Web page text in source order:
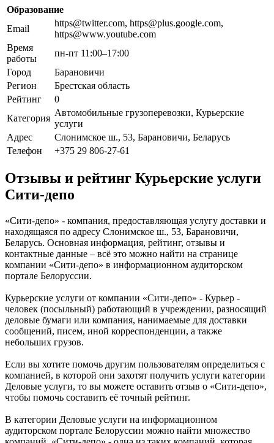
Образование
Email
https@twitter.com, https@plus.google.com,
https@www.youtube.com
Время
работы
пн-пт 11:00–17:00
Город
Барановичи
Регион
Брестская область
Рейтинг
0
Категория
Автомобильные грузоперевозки, Курьерские
услуги
Адрес
Слонимское ш., 53, Барановичи, Беларусь
Телефон
+375 29 806-27-61
Отзывы и рейтинг Курьерские услуги
Сити-депо
«Сити-депо» - компания, предоставляющая услугу доставки и
находящаяся по адресу Слонимское ш., 53, Барановичи,
Беларусь. Основная информация, рейтинг, отзывы и
контактные данные – всё это можно найти на странице
компании «Сити-депо» в информационном аудиторском
портале Белоруссии.
Курьерские услуги от компании «Сити-депо» - Курьер -
человек (посыльный) работающий в учреждении, разносящий
деловые бумаги или компания, нанимаемые для доставки
сообщений, писем, иной корреспонденции, а также
небольших грузов.
Если вы хотите помочь другим пользователям определиться с
компанией, в которой они захотят получить услуги категории
Деловые услуги, то вы можете оставить отзыв о «Сити-депо»,
чтобы помочь составить её точный рейтинг.
В категории Деловые услуги на информационном
аудиторском портале Белоруссии можно найти множество